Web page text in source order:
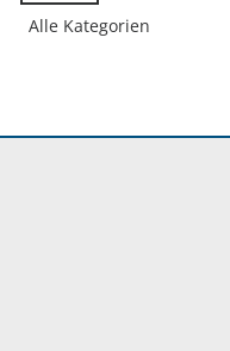
Alle Kategorien